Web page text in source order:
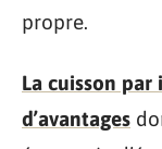
propre.
La cuisson
d’avantages